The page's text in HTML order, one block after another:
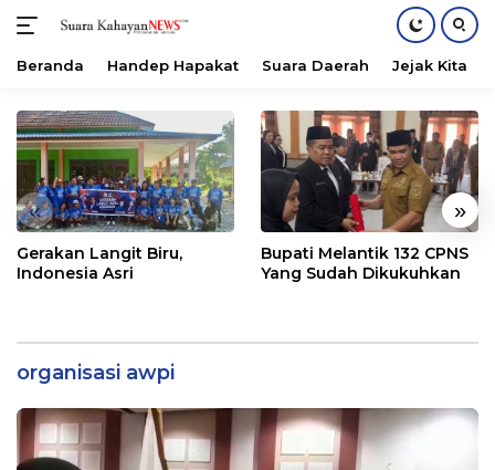
konten
Beranda Handep Hapakat Suara Daerah Jejak Kita
« »
Gerakan Langit Biru,
Indonesia Asri
Bupati Melantik 132 CPNS
Yang Sudah Dikukuhkan
organisasi awpi